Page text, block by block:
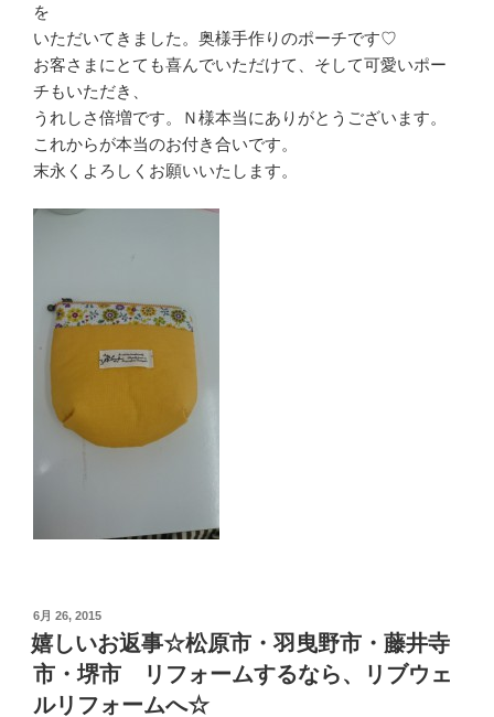
を
いただいてきました。奥様手作りのポーチです♡
お客さまにとても喜んでいただけて、そして可愛いポー
チもいただき、
うれしさ倍増です。Ｎ様本当にありがとうございます。
これからが本当のお付き合いです。
末永くよろしくお願いいたします。
投
稿
日:
6月 26, 2015
嬉しいお返事☆松原市・羽曳野市・藤井寺
市・堺市 リフォームするなら、リブウェ
ルリフォームへ☆